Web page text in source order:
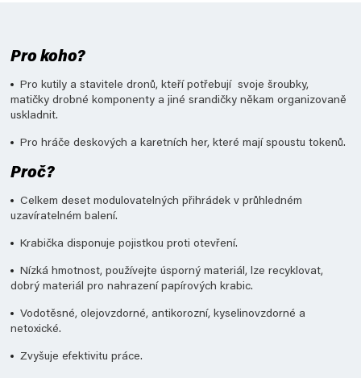
Pro koho?
Pro kutily a stavitele dronů, kteří potřebují svoje šroubky,
matičky drobné komponenty a jiné srandičky někam organizovaně
uskladnit.
Pro hráče deskových a karetních her, které mají spoustu tokenů.
Proč?
Celkem deset modulovatelných přihrádek v průhledném
uzavíratelném balení.
Krabička disponuje pojistkou proti otevření.
Nízká hmotnost, používejte úsporný materiál, lze recyklovat,
dobrý materiál pro nahrazení papírových krabic.
Vodotěsné, olejovzdorné, antikorozní, kyselinovzdorné a
netoxické.
Zvyšuje efektivitu práce.